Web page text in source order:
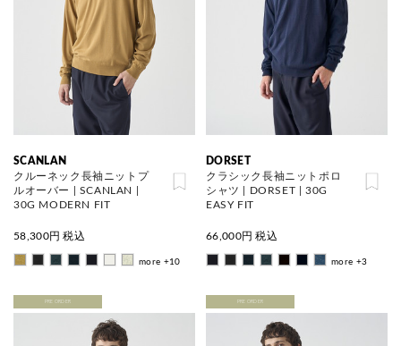
SCANLAN
クルーネック長袖ニットプ
ルオーバー | SCANLAN |
30G MODERN FIT
58,300円 税込
more +10
DORSET
クラシック長袖ニットポロ
シャツ | DORSET | 30G
EASY FIT
66,000円 税込
more +3
PRE ORDER PRE ORDER